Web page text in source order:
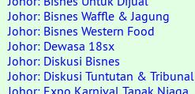
Johor: Bisnes Waffle & Jagung
Johor: Bisnes Western Food
Johor: Dewasa 18sx
Johor: Diskusi Bisnes
Johor: Diskusi Tuntutan & Tribunal
Johor: Expo Karnival Tapak Niaga